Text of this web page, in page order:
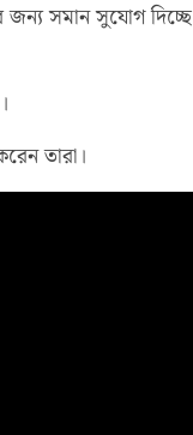
জন্য সমান সুযোগ দিচ্ছে
তারা।